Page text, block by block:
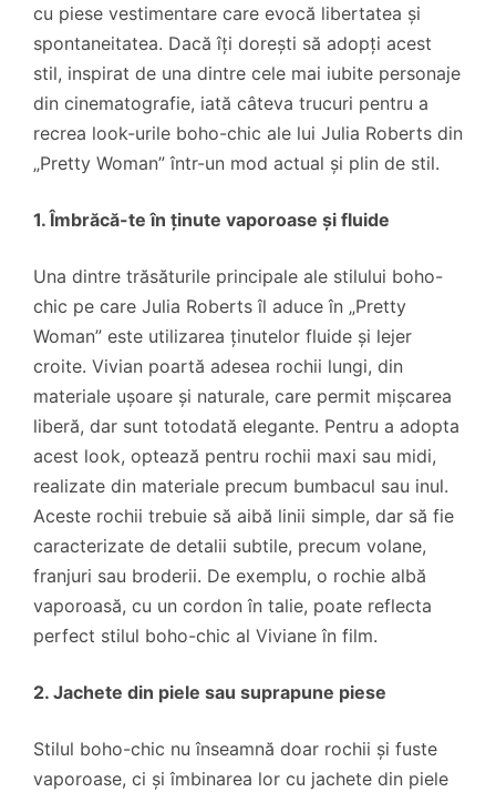
cu piese vestimentare care evocă libertatea și
spontaneitatea. Dacă îți dorești să adopți acest
stil, inspirat de una dintre cele mai iubite personaje
din cinematografie, iată câteva trucuri pentru a
recrea look-urile boho-chic ale lui Julia Roberts din
„Pretty Woman” într-un mod actual și plin de stil.
1. Îmbrăcă-te în ținute vaporoase și fluide
Una dintre trăsăturile principale ale stilului boho-
chic pe care Julia Roberts îl aduce în „Pretty
Woman” este utilizarea ținutelor fluide și lejer
croite. Vivian poartă adesea rochii lungi, din
materiale ușoare și naturale, care permit mișcarea
liberă, dar sunt totodată elegante. Pentru a adopta
acest look, optează pentru rochii maxi sau midi,
realizate din materiale precum bumbacul sau inul.
Aceste rochii trebuie să aibă linii simple, dar să fie
caracterizate de detalii subtile, precum volane,
franjuri sau broderii. De exemplu, o rochie albă
vaporoasă, cu un cordon în talie, poate reflecta
perfect stilul boho-chic al Viviane în film.
2. Jachete din piele sau suprapune piese
Stilul boho-chic nu înseamnă doar rochii și fuste
vaporoase, ci și îmbinarea lor cu jachete din piele